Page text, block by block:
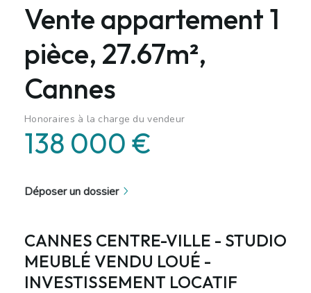
Vente appartement 1
pièce, 27.67m²,
Cannes
Honoraires à la charge du vendeur
138 000 €
Déposer un dossier
CANNES CENTRE-VILLE - STUDIO
MEUBLÉ VENDU LOUÉ -
INVESTISSEMENT LOCATIF